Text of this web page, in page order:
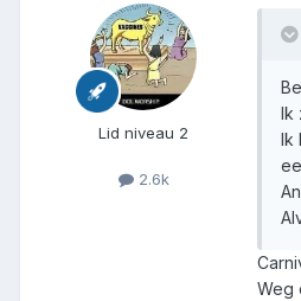
Lid niveau 2
2.6k
Ik
Ik
Weg